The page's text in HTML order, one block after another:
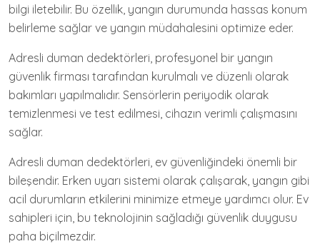
bilgi iletebilir. Bu özellik, yangın durumunda hassas konum
belirleme sağlar ve yangın müdahalesini optimize eder.
Adresli duman dedektörleri, profesyonel bir yangın
güvenlik firması tarafından kurulmalı ve düzenli olarak
bakımları yapılmalıdır. Sensörlerin periyodik olarak
temizlenmesi ve test edilmesi, cihazın verimli çalışmasını
sağlar.
Adresli duman dedektörleri, ev güvenliğindeki önemli bir
bileşendir. Erken uyarı sistemi olarak çalışarak, yangın gibi
acil durumların etkilerini minimize etmeye yardımcı olur. Ev
sahipleri için, bu teknolojinin sağladığı güvenlik duygusu
paha biçilmezdir.